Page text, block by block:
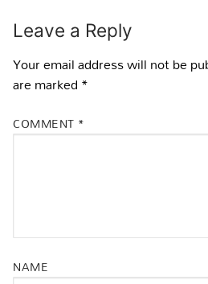
Leave a Reply
Your email address will not be
are marked*
COMMENT *
NAME